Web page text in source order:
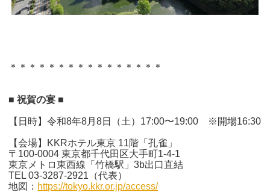
＊＊＊＊＊＊＊＊＊＊＊＊＊＊＊＊
■ 祝賀の宴 ■
【日時】令和8年8月8日（土）17:00〜19:00 ※開場16:30
【会場】KKRホテル東京 11階「孔雀」
〒100-0004 東京都千代田区大手町1-4-1
東京メトロ東西線「竹橋駅」3b出口直結
TEL 03-3287-2921（代表）
地図： https://tokyo.kkr.or.jp/access/